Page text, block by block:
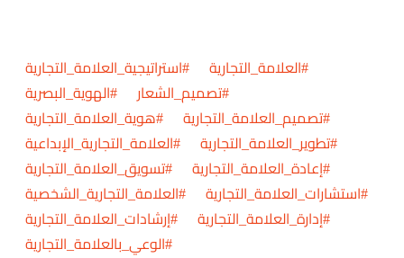
#العلامة_التجارية #استراتيجية_العلامة_التجارية
#تصميم_الشعار #الهوية_البصرية
#تصميم_العلامة_التجارية #هوية_العلامة_التجارية
#تطوير_العلامة_التجارية #العلامة_التجارية_الإبداعية
#إعادة_العلامة_التجارية #تسويق_العلامة_التجارية
#استشارات_العلامة_التجارية #العلامة_التجارية_الشخصية
#إدارة_العلامة_التجارية #إرشادات_العلامة_التجارية
#الوعي_بالعلامة_التجارية